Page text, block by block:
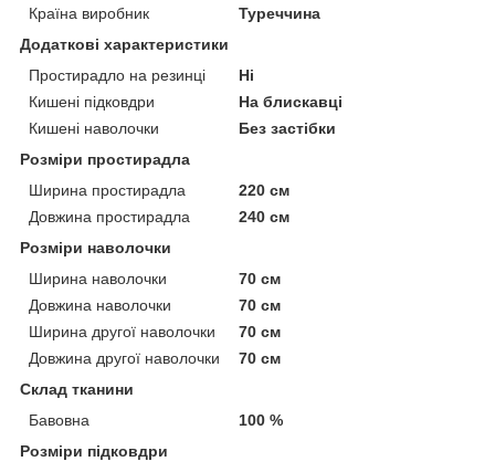
Країна виробник
Туреччина
Додаткові характеристики
Простирадло на резинці
Ні
Кишені підковдри
На блискавці
Кишені наволочки
Без застібки
Розміри простирадла
Ширина простирадла
220 см
Довжина простирадла
240 см
Розміри наволочки
Ширина наволочки
70 см
Довжина наволочки
70 см
Ширина другої наволочки
70 см
Довжина другої наволочки
70 см
Склад тканини
Бавовна
100 %
Розміри підковдри